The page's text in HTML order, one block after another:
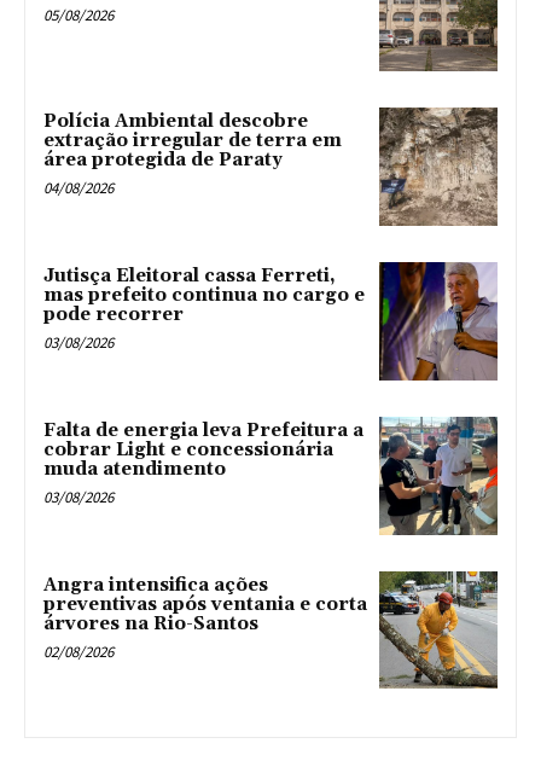
05/08/2026
Polícia Ambiental descobre
extração irregular de terra em
área protegida de Paraty
04/08/2026
Jutisça Eleitoral cassa Ferreti,
mas prefeito continua no cargo e
pode recorrer
03/08/2026
Falta de energia leva Prefeitura a
cobrar Light e concessionária
muda atendimento
03/08/2026
Angra intensifica ações
preventivas após ventania e corta
árvores na Rio-Santos
02/08/2026